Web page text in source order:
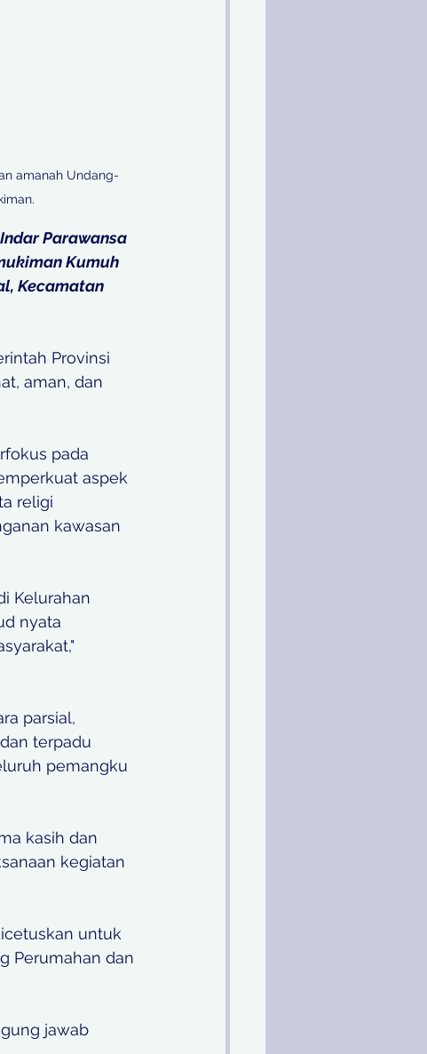
amanah Undang-
Parawansa
Kumuh
Kecamatan
Provinsi
aman, dan
pada
aspek
religi
kawasan
Kelurahan
nyata
parsial,
terpadu
pemangku
kasih dan
kegiatan
untuk
Perumahan dan
jawab